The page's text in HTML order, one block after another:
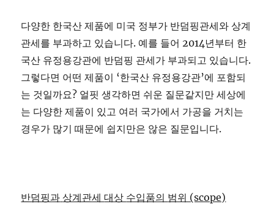
다양한 한국산 제품에 미국 정부가 반덤핑관세와 상계
관세를 부과하고 있습니다. 예를 들어 2014년부터 한
국산 유정용강관에 반덤핑 관세가 부과되고 있습니다.
그렇다면 어떤 제품이 ‘한국산 유정용강관’에 포함되
는 것일까요? 얼핏 생각하면 쉬운 질문같지만 세상에
는 다양한 제품이 있고 여러 국가에서 가공을 거치는
경우가 많기 때문에 쉽지만은 않은 질문입니다.
반덤핑과 상계관세대상 수입품의 범위 (scope)